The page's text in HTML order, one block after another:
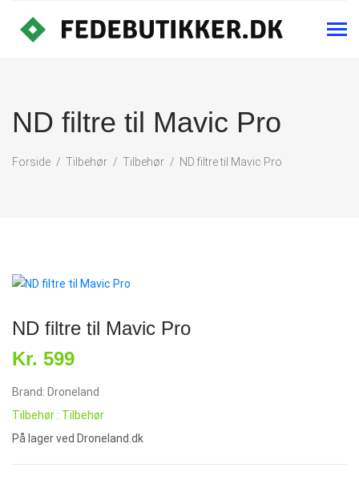
ND filtre til Mavic Pro
Forside Tilbehør Tilbehør ND filtre til Mavic Pro
ND filtre til Mavic Pro
Kr. 599
Brand: Droneland
Tilbehør : Tilbehør
På lager ved Droneland.dk